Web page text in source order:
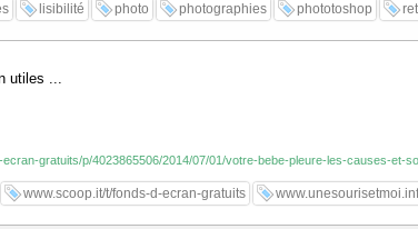
lisibilité photo photographies phototoshop
utiles ...
gratuits/p/4023865506/2014/07/01/votre-bebe-pleure-les-causes-et-
www.scoop.it/t/fonds-d-ecran-gratuits